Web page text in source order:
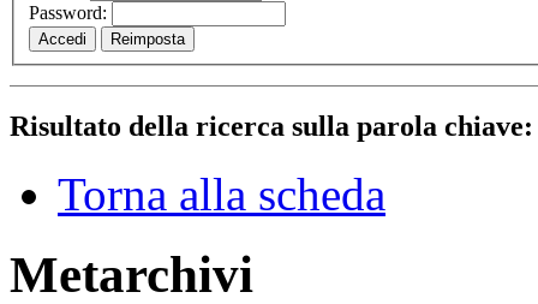
Password:
Risultato della ricerca sulla parola
Torna alla scheda
Metarchivi